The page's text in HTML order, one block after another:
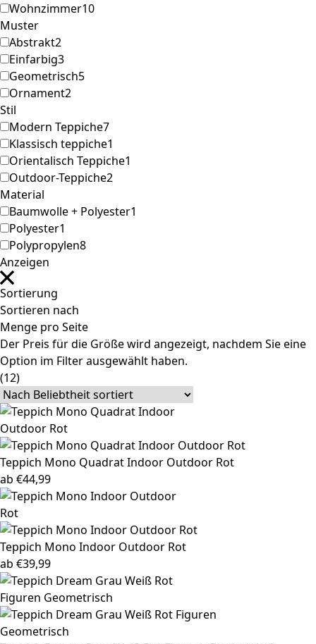
Wohnzimmer10
Muster
Abstrakt2
Einfarbig3
Geometrisch5
Ornament2
Stil
Modern Teppiche7
Klassisch teppiche1
Orientalisch Teppiche1
Outdoor-Teppiche2
Material
Baumwolle + Polyester1
Polyester1
Polypropylen8
Anzeigen
Sortierung
Sortieren nach
Menge pro Seite
Der Preis für die Größe wird angezeigt, nachdem Sie eine
Option im Filter ausgewählt haben.
(12)
Teppich Mono Quadrat Indoor Outdoor Rot
ab €44,99
Teppich Mono Indoor Outdoor Rot
ab €39,99